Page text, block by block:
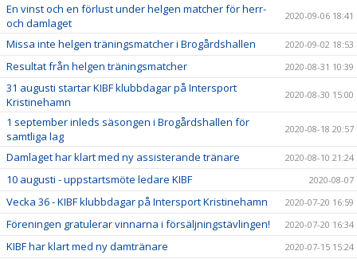
En vinst och en förlust under helgen matcher för herr-
och damlaget
2020-09-06 18:41
Missa inte helgen träningsmatcher i Brogårdshallen 2020-09-02 18:53
Resultat från helgen träningsmatcher 2020-08-31 10:39
31 augusti startar KIBF klubbdagar på Intersport
Kristinehamn
2020-08-30 15:00
1 september inleds säsongen i Brogårdshallen för
samtliga lag
2020-08-18 20:57
Damlaget har klart med ny assisterande tränare 2020-08-10 21:24
10 augusti - uppstartsmöte ledare KIBF 2020-08-07
Vecka 36 - KIBF klubbdagar på Intersport Kristinehamn 2020-07-20 16:59
Föreningen gratulerar vinnarna i försäljningstävlingen! 2020-07-20 16:34
KIBF har klart med ny damtränare 2020-07-15 15:24